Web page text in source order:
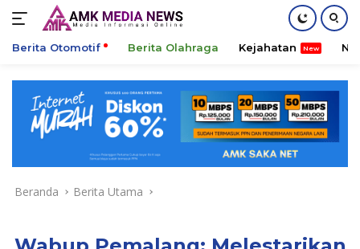
konten
Berita Otomotif Berita Olahraga Kejahatan
Beranda Berita Utama